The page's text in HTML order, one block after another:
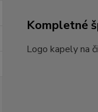
Kompletné
Logo kapely na